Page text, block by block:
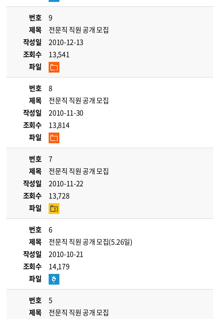
번호
9
제목
전문직 직원 공개 모집
작성일
2010-12-13
조회수
13,541
파일
번호
8
제목
전문직 직원 공개 모집
작성일
2010-11-30
조회수
13,814
파일
번호
7
제목
전문직 직원 공개 모집
작성일
2010-11-22
조회수
13,728
파일
번호
6
제목
전문직 직원 공개 모집(5.26일)
작성일
2010-10-21
조회수
14,179
파일
번호
5
제목
전문직 직원 공개 모집